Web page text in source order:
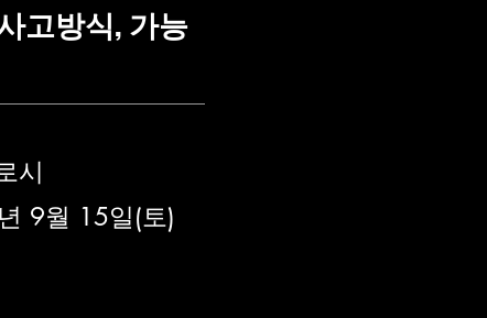
고방식, 가능
시
9월 15일(토)